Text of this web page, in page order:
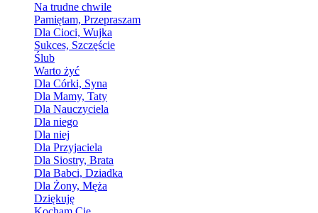
Na trudne chwile
Pamiętam, Przepraszam
Dla Cioci, Wujka
Sukces, Szczęście
Ślub
Warto żyć
Dla Córki, Syna
Dla Mamy, Taty
Dla Nauczyciela
Dla niego
Dla niej
Dla Przyjaciela
Dla Siostry, Brata
Dla Babci, Dziadka
Dla Żony, Męża
Dziękuję